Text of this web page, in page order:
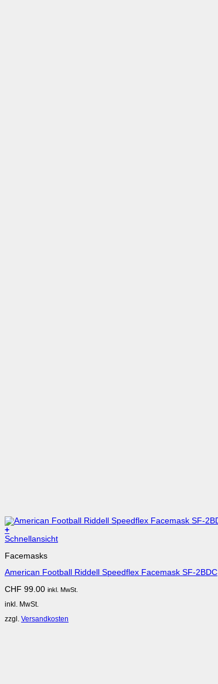
+
Dieses
weist
Varianten
Die
Optionen
können
auf
Schnellansicht
Facemasks
American Football Riddell Speedflex Facemask SF-2BDC
CHF 99.00 inkl. MwSt.
inkl. MwSt.
zzgl. Versandkosten